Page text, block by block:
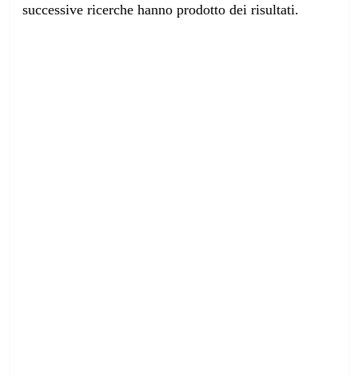
successive ricerche hanno prodotto dei risultati.